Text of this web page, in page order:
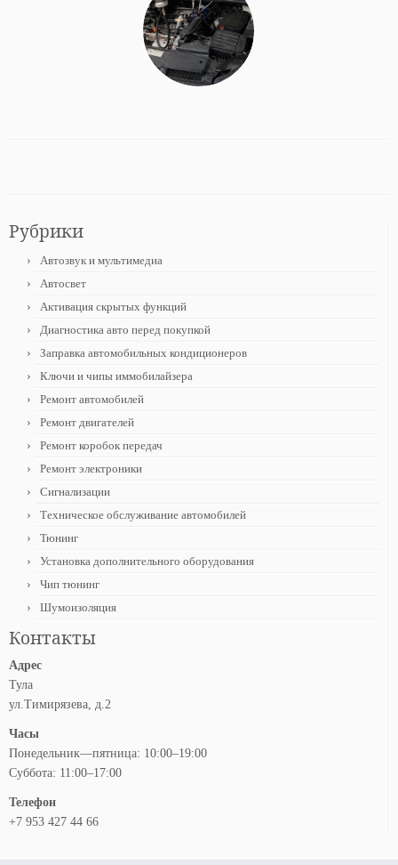
Рубрики
Автозвук и мультимедиа
Автосвет
Активация скрытых функций
Диагностика авто перед покупкой
Заправка автомобильных кондиционеров
Ключи и чипы иммобилайзера
Ремонт автомобилей
Ремонт двигателей
Ремонт коробок передач
Ремонт электроники
Сигнализации
Техническое обслуживание автомобилей
Тюнинг
Установка дополнительного оборудования
Чип тюнинг
Шумоизоляция
Контакты
Адрес
Тула
ул.Тимирязева, д.2
Часы
Понедельник—пятница: 10:00–19:00
Суббота: 11:00–17:00
Телефон
+7 953 427 44 66